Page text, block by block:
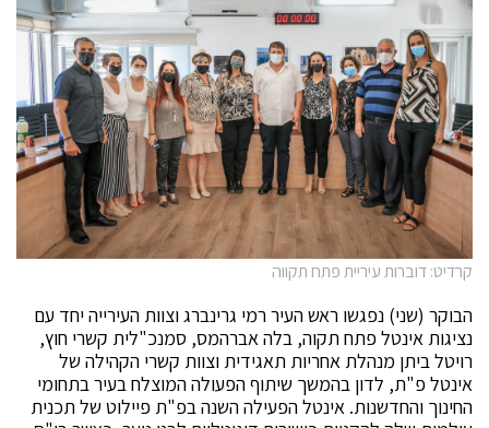
קרדיט: דוברות עיריית פתח תקווה
הבוקר (שני) נפגשו ראש העיר רמי גרינברג וצוות העירייה יחד עם
נציגות אינטל פתח תקוה, בלה אברהמס, סמנכ"לית קשרי חוץ,
רויטל ביתן מנהלת אחריות תאגידית וצוות קשרי הקהילה של
אינטל פ"ת, לדון בהמשך שיתוף הפעולה המוצלח בעיר בתחומי
החינוך והחדשנות. אינטל הפעילה השנה בפ"ת פיילוט של תכנית